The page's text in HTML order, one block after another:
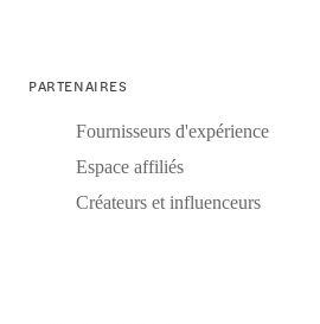
PARTENAIRES
Fournisseurs d'expérience
Espace affiliés
Créateurs et influenceurs